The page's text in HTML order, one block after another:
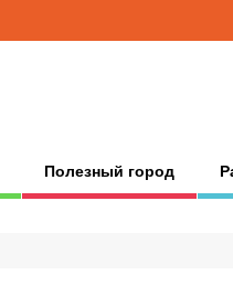
Полезный город